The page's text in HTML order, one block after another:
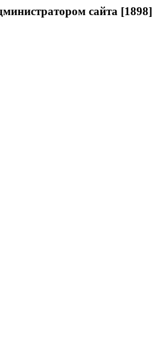
сайта [1898]